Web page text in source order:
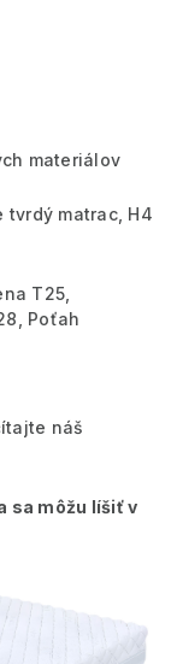
materiálov
tvrdý matrac, H4
T25,
Poťah
náš
sa môžu líšiť v